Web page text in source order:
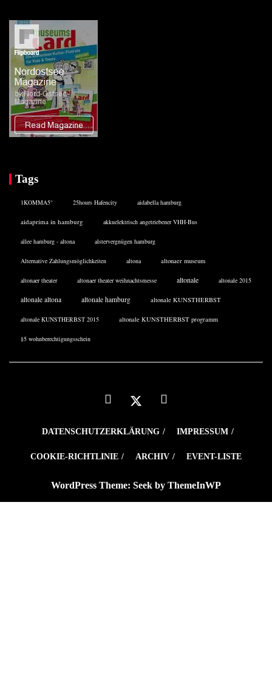
Tags
1KOMMA5° 25hours Hafencity aidabella hamburg
aidaprima in hamburg akkuelektrisch angetriebener VHH-Bus
allee hamburg - altona alstervergnügen hamburg
Alternative Zahlungsmöglichkeiten altona altonaer museum
altonaer theater altonaer theater weihnachtsmesse altonale altonale 2015
altonale altona altonale hamburg altonale KUNSTHERBST
altonale KUNSTHERBST 2015 altonale KUNSTHERBST programm
§5 wohnberechtigungsschein
DATENSCHUTZERKLÄRUNG IMPRESSUM
COOKIE-RICHTLINIE ARCHIV EVENT-LISTE
WordPress Theme: Seek by ThemeInWP